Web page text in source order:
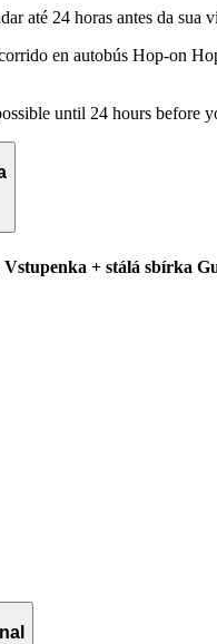
até 24 horas antes da sua
en autobús Hop-on
until 24 hours before
+ stálá sbírka